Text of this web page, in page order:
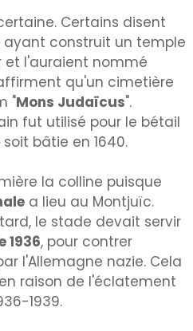
Certains disent
ayant construit un temple
l'auraient nommé
qu'un cimetière
"Mons Judaïcus".
fut utilisé pour le bétail
soit bâtie en 1640.
la colline puisque
a lieu au Montjuïc.
le stade devait servir
1936, pour contrer
l'Allemagne nazie. Cela
raison de l'éclatement
1939.